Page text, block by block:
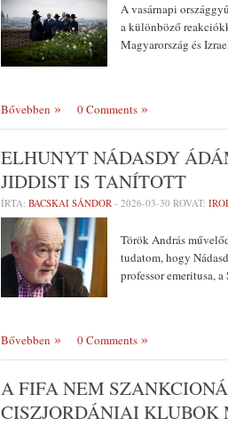
A vasárnapi
a különböző
Magyarország és
Bővebben 0 Comments
ELHUNYT NÁDASDY
JIDDIST IS TANÍTOTT
ÍRTA: BACSKAI SÁNDOR - 2026-03-30 ROVAT:
Török András
tudatom, hogy
professor emeritusa,
Bővebben 0 Comments
A FIFA NEM
CISZJORDÁNIAI KLUBOK